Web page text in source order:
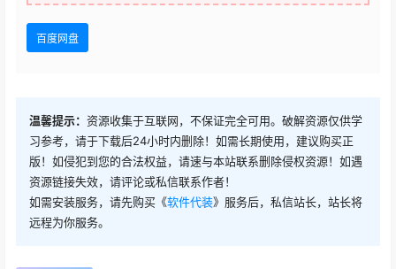
百度网盘
温馨提示： 资源收集于互联网，不保证完全可用。破解资源仅供学
习参考，请于下载后24小时内删除！如需长期使用，建议购买正
版！如侵犯到您的合法权益，请速与本站联系删除侵权资源！如遇
资源链接失效，请评论或私信联系作者！
如需安装服务，请先购买《软件代装》服务后，私信站长，站长将
远程为你服务。